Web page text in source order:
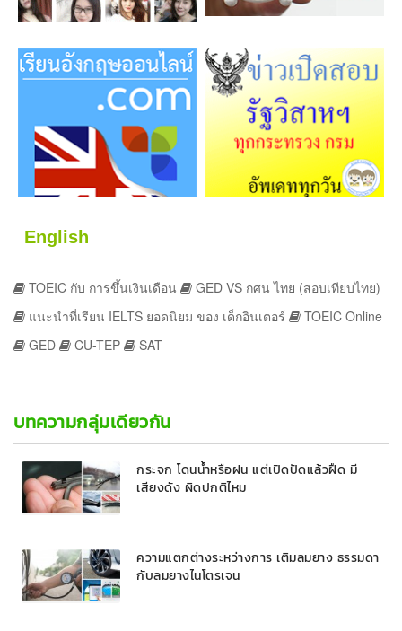
English
TOEIC กับ การขึ้นเงินเดือน
GED VS กศน ไทย (สอบเทียบไทย)
แนะนำที่เรียน IELTS ยอดนิยม ของ เด็กอินเตอร์
TOEIC Online
GED
CU-TEP SAT
บทความกลุ่มเดียวกัน
กระจก โดนน้ำหรือฝน แต่เปิดปัดแล้วฝืด มี
เสียงดัง ผิดปกติไหม
ความแตกต่างระหว่างการ เติมลมยาง ธรรมดา
กับลมยางไนโตรเจน